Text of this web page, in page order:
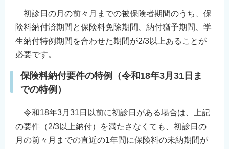
初診日の月の前々月までの被保険者期間のうち、保
険料納付済期間と保険料免除期間、納付猶予期間、学
生納付特例期間を合わせた期間が2/3以上あることが
必要です。
保険料納付要件の特例（令和18年3月31日ま
での特例）
令和18年3月31日以前に初診日がある場合は、上記
の要件（2/3以上納付）を満たさなくても、初診日の
月の前々月までの直近の1年間に保険料の未納期間が